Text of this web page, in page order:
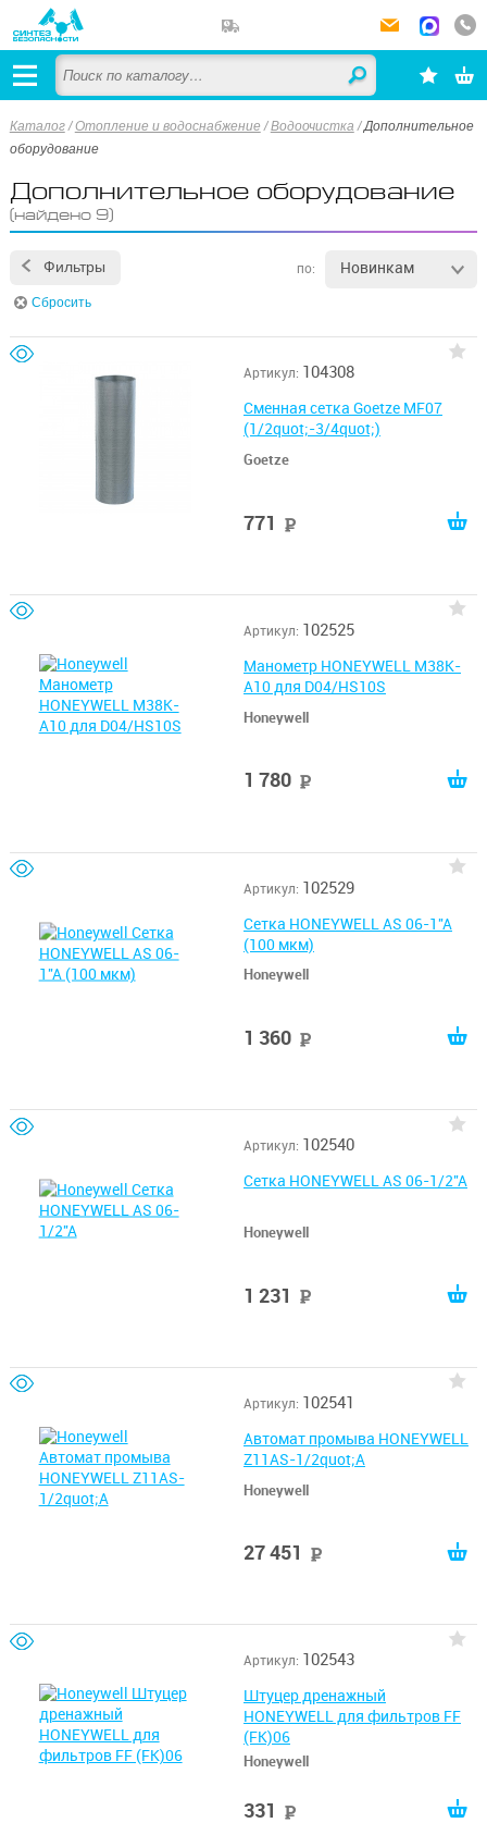
Каталог /Отопление и водоснабжение /Водоочистка /Дополнительное
оборудование
Дополнительное оборудование
(найдено 9)
Фильтры по: Новинкам
Сбросить
Артикул: 104308
Сменная сетка Goetze MF07
(1/2quot;-3/4quot;)
Goetze
771
Артикул: 102525
Манометр HONEYWELL M38K-
A10 для D04/HS10S
Honeywell
1 780
Артикул: 102529
Сетка HONEYWELL AS 06-1''A
(100 мкм)
Honeywell
1 360
Артикул: 102540
Сетка HONEYWELL AS 06-1/2''A
Honeywell
1 231
Артикул: 102541
Автомат промыва HONEYWELL
Z11AS-1/2quot;A
Honeywell
27 451
Артикул: 102543
Штуцер дренажный
HONEYWELL для фильтров FF
(FK)06
Honeywell
331